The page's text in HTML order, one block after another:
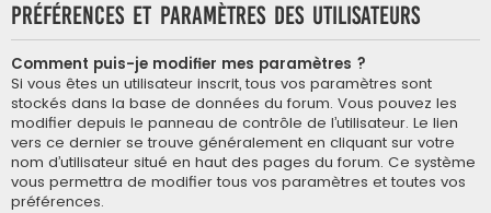
Préférences et paramètres des utilisateurs
Comment puis-je modifier mes paramètres ?
Si vous êtes un utilisateur inscrit, tous vos paramètres sont
stockés dans la base de données du forum. Vous pouvez les
modifier depuis le panneau de contrôle de l’utilisateur. Le lien
vers ce dernier se trouve généralement en cliquant sur votre
nom d’utilisateur situé en haut des pages du forum. Ce système
vous permettra de modifier tous vos paramètres et toutes vos
préférences.